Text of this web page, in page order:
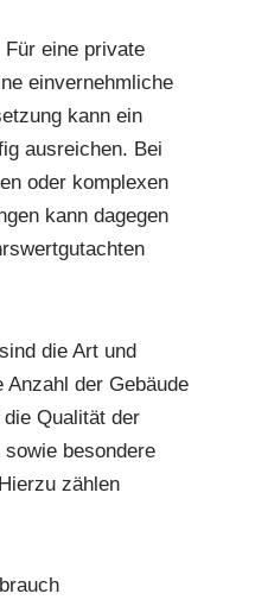
eine private
einvernehmliche
kann ein
ausreichen. Bei
oder komplexen
kann dagegen
die Art und
der Gebäude
Qualität der
besondere
zählen